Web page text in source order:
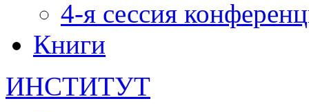
4-я сессия
Книги
ИНСТИТУТ